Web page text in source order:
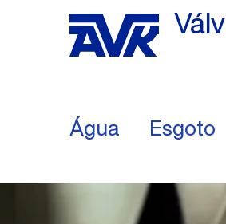
Água Esgoto